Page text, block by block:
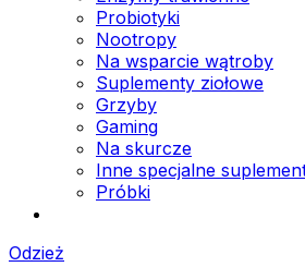
Probiotyki
Nootropy
Na wsparcie wątroby
Suplementy ziołowe
Grzyby
Gaming
Na skurcze
Inne specjalne
Próbki
Odzież